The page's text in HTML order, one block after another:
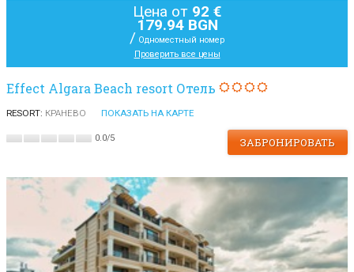
Цена от 92 €
179.94 BGN
/ Одноместный номер
Проверить все цены
Effect Algara Beach resort Отель
RESORT: КРАНЕВО ПОКАЗАТЬ НА КАРТЕ
ЗАБРОНИРОВАТЬ
0.0/5